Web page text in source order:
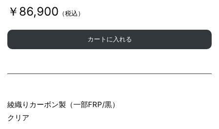
￥86,900 （税込）
カートに入れる
綾織りカーボン製（一部FRP/黒）
クリア